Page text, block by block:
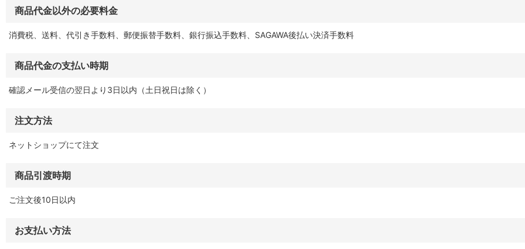
商品代金以外の必要料金
消費税、送料、代引き手数料、郵便振替手数料、銀行振込手数料、SAGAWA後払い決済手数料
商品代金の支払い時期
確認メール受信の翌日より3日以内（土日祝日は除く）
注文方法
ネットショップにて注文
商品引渡時期
ご注文後10日以内
お支払い方法